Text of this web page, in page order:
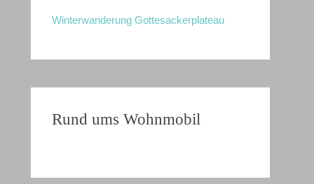
Winterwanderung Gottesackerplateau
Rund ums Wohnmobil